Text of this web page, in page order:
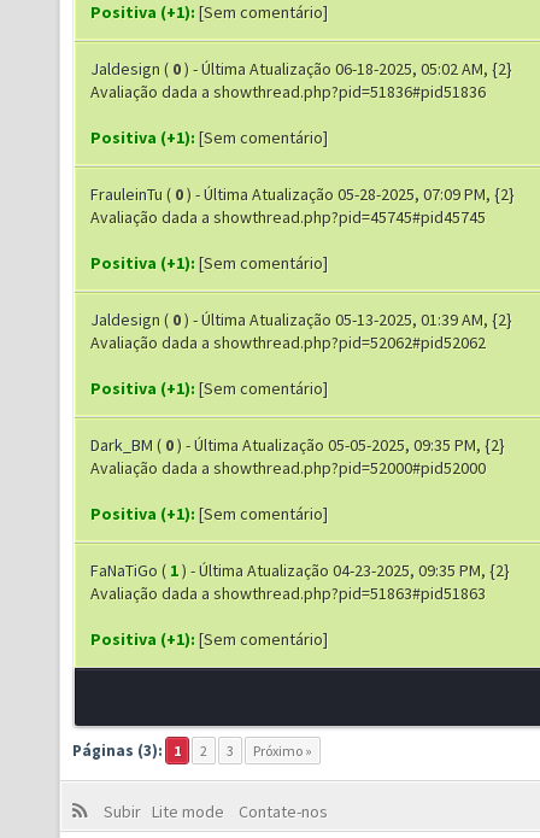
Positiva (+1): [Sem comentário]
Jaldesign ( 0) - Última Atualização 06-18-2025, 05:02 AM, {2}
Avaliação dada a showthread.php?pid=51836#pid51836
Positiva (+1): [Sem comentário]
FrauleinTu ( 0) - Última Atualização 05-28-2025, 07:09 PM, {2}
Avaliação dada a showthread.php?pid=45745#pid45745
Positiva (+1): [Sem comentário]
Jaldesign ( 0) - Última Atualização 05-13-2025, 01:39 AM, {2}
Avaliação dada a showthread.php?pid=52062#pid52062
Positiva (+1): [Sem comentário]
Dark_BM ( 0) - Última Atualização 05-05-2025, 09:35 PM, {2}
Avaliação dada a showthread.php?pid=52000#pid52000
Positiva (+1): [Sem comentário]
FaNaTiGo ( 1) - Última Atualização 04-23-2025, 09:35 PM, {2}
Avaliação dada a showthread.php?pid=51863#pid51863
Positiva (+1): [Sem comentário]
Páginas (3): 1 2 3 Próximo »
Subir Lite mode Contate-nos